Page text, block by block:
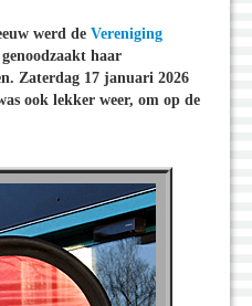
werd de Vereniging
haar
Zaterdag 17 januari 2026
ook lekker weer, om op de